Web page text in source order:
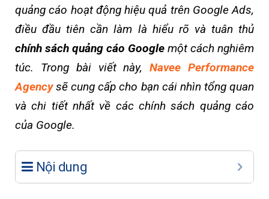
quảng cáo hoạt động hiệu quả trên Google Ads,
điều đầu tiên cần làm là hiểu rõ và tuân thủ
chính sách quảng cáo Google một cách nghiêm
túc. Trong bài viết này,Navee Performance
Agencysẽ cung cấp cho bạn cái nhìn tổng quan
và chi tiết nhất về các chính sách quảng cáo
của Google.
Nội dung